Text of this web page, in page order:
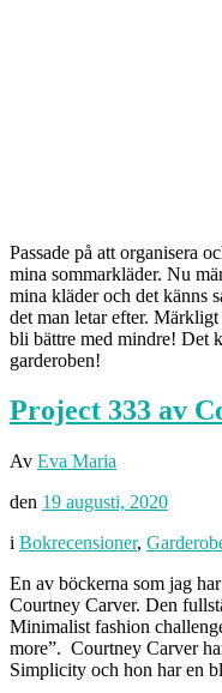
Passade på att organisera
mina sommarkläder. Nu
mina kläder och det känns
det man letar efter.
bli bättre med mindre! Det
garderoben!
Project 333 av
Av Eva Maria
den 19 augusti, 2020
i Bokrecensioner,
En av böckerna som jag
Courtney Carver. Den
Minimalist fashion
more”. Courtney Carver
Simplicity och hon har en